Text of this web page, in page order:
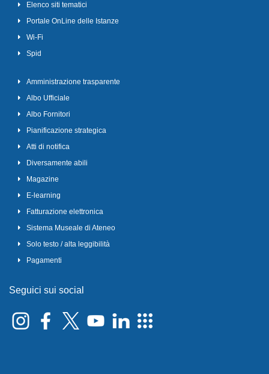
Elenco siti tematici
Portale OnLine delle Istanze
Wi-Fi
Spid
Amministrazione trasparente
Albo Ufficiale
Albo Fornitori
Pianificazione strategica
Atti di notifica
Diversamente abili
Magazine
E-learning
Fatturazione elettronica
Sistema Museale di Ateneo
Solo testo / alta leggibilità
Pagamenti
Seguici sui social